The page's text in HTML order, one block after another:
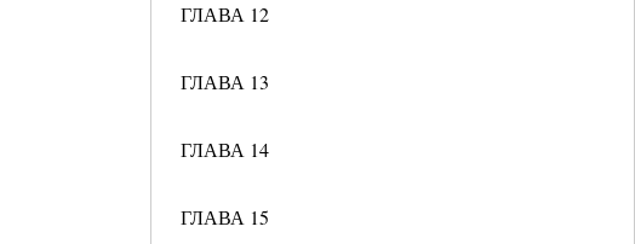
ГЛАВА 12
ГЛАВА 13
ГЛАВА 14
ГЛАВА 15